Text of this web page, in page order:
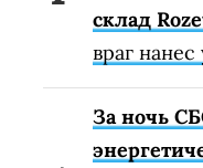
склад
враг
За ночь